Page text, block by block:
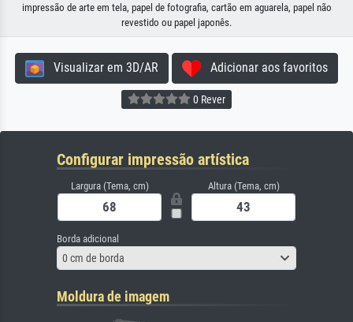
impressão de arte em tela, papel de fotografia, cartão em aguarela, papel não
revestido ou papel japonês.
Visualizar em 3D/AR Adicionar aos favoritos
0 Rever
Configurar impressão artística
Largura (Tema, cm) Altura (Tema, cm)
Borda adicional
0 cm de borda
Moldura de imagem